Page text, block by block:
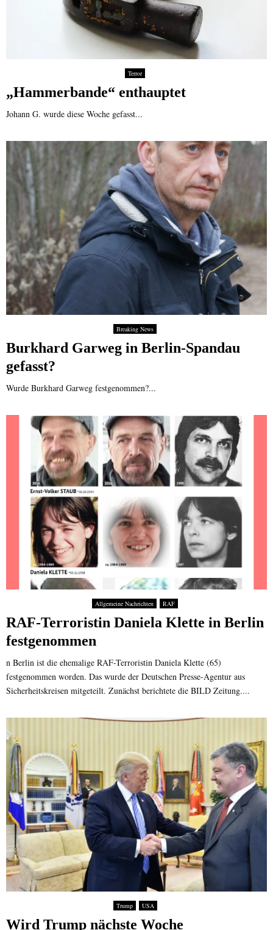
Terror
„Hammerbande“ enthauptet
Johann G. wurde diese Woche gefasst...
Breaking News
Burkhard Garweg in Berlin-Spandau
gefasst?
Wurde Burkhard Garweg festgenommen?...
Allgemeine Nachrichten RAF
RAF-Terroristin Daniela Klette in Berlin
festgenommen
n Berlin ist die ehemalige RAF-Terroristin Daniela Klette (65)
festgenommen worden. Das wurde der Deutschen Presse-Agentur aus
Sicherheitskreisen mitgeteilt. Zunächst berichtete die BILD Zeitung....
Trump USA
Wird Trump nächste Woche